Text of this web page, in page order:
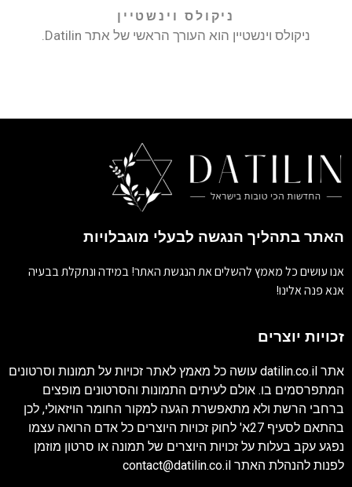
ניקולס וינשטיין
ניקולס וינשטיין הוא העורך הראשי של אתר Datilin.
האתר בתהליך הנגשה לבעלי מוגבלויות
אנו עושים כל מאמץ להשלים את הנגשת האתר! במידה ונתקלת בבעיה
אנא פנה אלינו!
זכויות יוצרים
אתר datilin.co.il עושה כל מאמץ לאתר זכויות על תמונות וסרטונים
המתפרסמים בו. אולם לעיתים התמונות והסרטונים מופצים
ברחבי הרשת ולא מתאפשרת הגעה למקור החומר הויזאולי, לכן
בהתאם לסעיף 27א' לחוק זכויות היוצרים כל אדם הרואה עצמו
נפגע עקב בעלות על זכויות היוצרים של תמונה או סרטון מוזמן
לפנות להנהלת האתר contact@datilin.co.il